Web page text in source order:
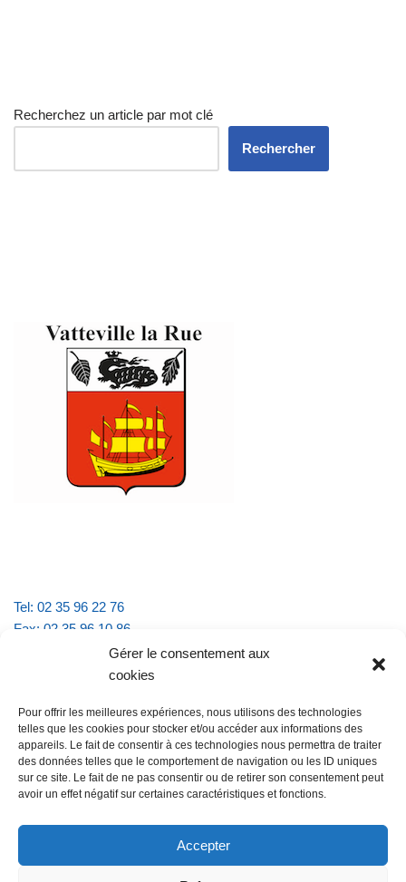
Gérer le consentement aux
cookies
Pour offrir les meilleures expériences, nous utilisons des technologies
telles que les cookies pour stocker et/ou accéder aux informations des
appareils. Le fait de consentir à ces technologies nous permettra de traiter
des données telles que le comportement de navigation ou les ID uniques
sur ce site. Le fait de ne pas consentir ou de retirer son consentement peut
avoir un effet négatif sur certaines caractéristiques et fonctions.
Accepter
Recherchez un article par mot clé
Rechercher
Tel: 02 35 96 22 76
Fax: 02 35 96 10 86
Email : mairie.vattevillelarue@wanadoo.fr
lundi et jeudi de 9h à 11h30
mardi et vendredi de 16h à 18h30